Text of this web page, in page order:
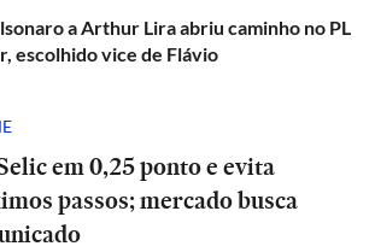
a Arthur Lira abriu caminho no PL
escolhido vice de Flávio
em 0,25 ponto e evita
passos; mercado busca